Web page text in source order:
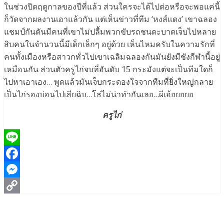
ในช่วงปิดฤดูกาลของปีที่แล้ว ส่วนใครจะได้ไปต่อหรือจะพอแค่นี้
ก็วัดจากผลงานเอาแล้วกัน แต่เห็นข่าวที่ทีม ‘หงส์แดง’ เขาฉลอง
แชมป์กันดันมีคนที่เขาไม่ปลื้มพวกขับรถชนดะบาดเจ็บไปหลาย
สิบคนในจำนวนนี้มีเด็กเล็กๆ อยู่ด้วย เห็นไหมครับในความรักที่
คนทั้งเมืองหรือสาวกทั่วไปเขาเฉลิมฉลองกันมันยังมีชังกีฬานี้อยู่
เหมือนกัน ส่วนตัวครูไก่จบที่อันดับ 15 กระมังแต่จะเป็นทีมใดก็
ไปหาเอาเอง… พูดแล้วมันเจ็บกระดองใจจากทีมที่ยิ่งใหญ่กลาย
เป็นไก่รองบ่อนไปเสียฉิบ…โธ่ไม่น่าทำกันเลย…ผีเอ้ยยยยย
ครูไก่
Line
Facebook
Messenger